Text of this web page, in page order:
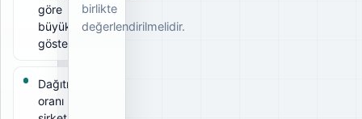
göre
büyüklüğünü
gösterir.
Dağıtım
oranı 93%;
birlikte
değerlendirilmelidir.